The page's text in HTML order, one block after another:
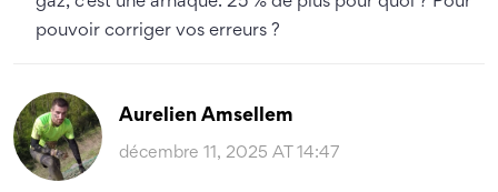
pouvoir corriger vos erreurs ?
Aurelien Amsellem
décembre 11, 2025 AT 14:47